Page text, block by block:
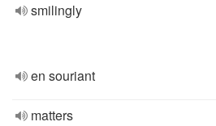
smilingly
en souriant
matters